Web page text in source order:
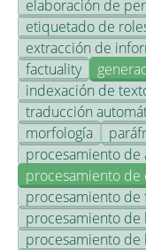
elaboración de
etiquetado de
extracción de
factuality
indexación de
traducción
morfología
procesamiento de
procesamiento de
procesamiento de
procesamiento de
procesamiento de